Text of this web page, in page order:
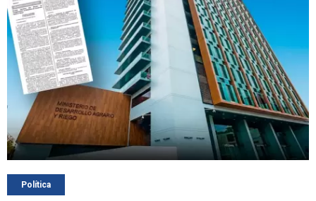
Política